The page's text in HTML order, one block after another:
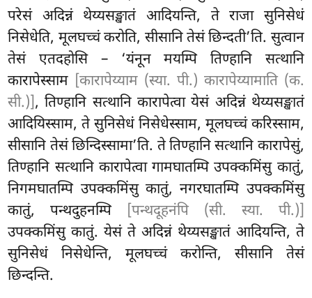
परेसं अदिन्नं थेय्यसङ्खातं आदियन्ति, ते राजा सुनिसेधं
निसेधेति, मूलघच्चं करोति, सीसानि तेसं छिन्दती’ति. सुत्वान
तेसं एतदहोसि – ‘यंनून मयम्पि तिण्हानि सत्थानि
कारापेस्साम [कारापेय्याम (स्या. पी.) कारापेय्यामाति (क.
सी.)], तिण्हानि सत्थानि कारापेत्वा येसं अदिन्नं थेय्यसङ्खातं
आदियिस्साम, ते सुनिसेधंनिसेधेस्साम, मूलघच्चं करिस्साम,
सीसानि तेसं छिन्दिस्सामा’ति. ते तिण्हानि सत्थानि कारापेसुं,
तिण्हानि सत्थानि कारापेत्वा गामघातम्पि उपक्कमिंसु कातुं,
निगमघातम्पि उपक्कमिंसु कातुं, नगरघातम्पि उपक्कमिंसु
कातुं, पन्थदुहनम्पि
[पन्थदूहनंपि (सी. स्या. पी.)]
उपक्कमिंसु कातुं. येसं ते अदिन्नं थेय्यसङ्खातं आदियन्ति, ते
सुनिसेधं निसेधेन्ति, मूलघच्चं करोन्ति, सीसानि तेसं
छिन्दन्ति.